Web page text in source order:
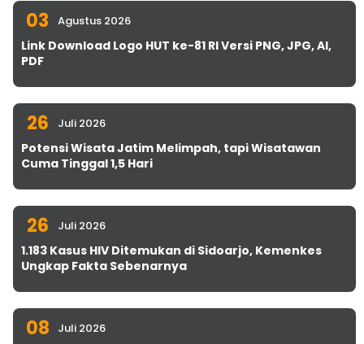
03 Agustus 2026
Link Download Logo HUT ke-81 RI Versi PNG, JPG, AI,
PDF
26 Juli 2026
Potensi Wisata Jatim Melimpah, tapi Wisatawan
Cuma Tinggal 1,5 Hari
26 Juli 2026
1.183 Kasus HIV Ditemukan di Sidoarjo, Kemenkes
Ungkap Fakta Sebenarnya
08 Juli 2026